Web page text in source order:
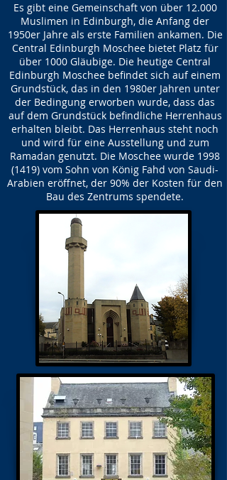
Es gibt eine Gemeinschaft von über 12.000
Muslimen in Edinburgh, die Anfang der
1950er Jahre als erste Familien ankamen. Die
Central Edinburgh Moschee bietet Platz für
über 1000 Gläubige. Die heutige Central
Edinburgh Moschee befindet sich auf einem
Grundstück, das in den 1980er Jahren unter
der Bedingung erworben wurde, dass das
auf dem Grundstück befindliche Herrenhaus
erhalten bleibt. Das Herrenhaus steht noch
und wird für eine Ausstellung und zum
Ramadan genutzt. Die Moschee wurde 1998
(1419) vom Sohn von König Fahd von Saudi-
Arabien eröffnet, der 90% der Kosten für den
Bau des Zentrums spendete.